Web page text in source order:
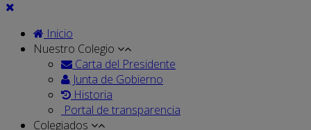
Inicio
Nuestro Colegio
Carta del Presidente
Junta de Gobierno
Historia
Portal de transparencia
Colegiados